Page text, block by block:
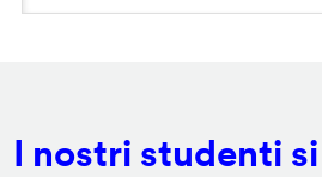
I nostri studenti